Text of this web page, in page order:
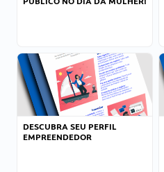
DESCUBRA SEU PERFIL
EMPREENDEDOR